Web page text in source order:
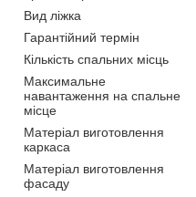
Вид ліжка
Гарантійний термін
Кількість спальних місць
Максимальне
навантаження на спальне
місце
Матеріал виготовлення
каркаса
Матеріал виготовлення
фасаду